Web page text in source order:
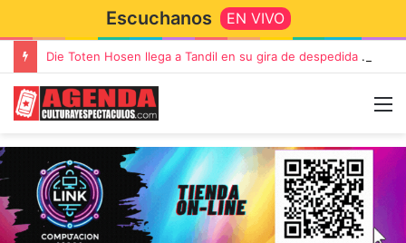
Escuchanos EN VIVO
Die Toten Hosen llega a Tandil en su gira de despedida «Fútbol, Asado, Vino y Adiós Amigos»